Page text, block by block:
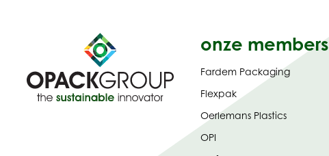
onze members
Fardem Packaging
Flexpak
Oerlemans Plastics
OPI